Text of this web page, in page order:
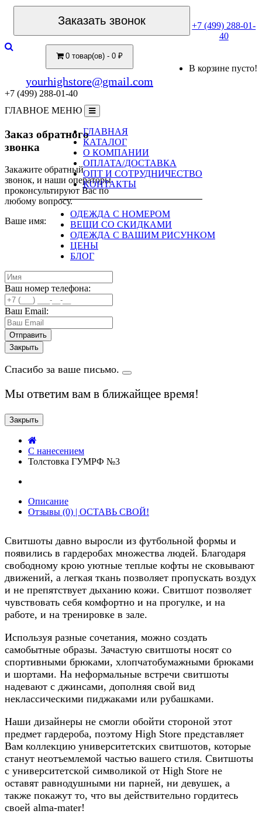
Заказать звонок
+7 (499) 288-01-
40
0 товар(ов) - 0 ₽
В корзине пусто!
yourhighstore@gmail.com
+7 (499) 288-01-40
ГЛАВНОЕ МЕНЮ
ГЛАВНАЯ
КАТАЛОГ
О КОМПАНИИ
ОПЛАТА/ДОСТАВКА
ОПТ И СОТРУДНИЧЕСТВО
КОНТАКТЫ
ОДЕЖДА С НОМЕРОМ
ВЕЩИ СО СКИДКАМИ
ОДЕЖДА С ВАШИМ РИСУНКОМ
ЦЕНЫ
БЛОГ
Заказ обратного
звонка
Закажите обратный
звонок, и наши операторы
проконсультируют Вас по
любому вопросу.
Ваше имя:
Ваш номер телефона:
Ваш Email:
Закрыть
Спасибо за ваше письмо.
Мы ответим вам в ближайщее время!
Закрыть
C нанесением
Толстовка ГУМРФ №3
Описание
Отзывы (0) | ОСТАВЬ СВОЙ!
Свитшоты давно выросли из футбольной формы и
появились в гардеробах множества людей. Благодаря
свободному крою уютные теплые кофты не сковывают
движений, а легкая ткань позволяет пропускать воздух
и не препятствует дыханию кожи. Свитшот позволяет
чувствовать себя комфортно и на прогулке, и на
работе, и на тренировке в зале.
Используя разные сочетания, можно создать
самобытные образы. Зачастую свитшоты носят со
спортивными брюками, хлопчатобумажными брюками
и шортами. На неформальные встречи свитшоты
надевают с джинсами, дополняя свой вид
неклассическими пиджаками или рубашками.
Наши дизайнеры не смогли обойти стороной этот
предмет гардероба, поэтому High Store представляет
Вам коллекцию университетских свитшотов, которые
станут неотъемлемой частью вашего стиля. Свитшоты
с университетской символикой от High Store не
оставят равнодушными ни парней, ни девушек, а
также покажут то, что вы действительно гордитесь
своей alma-mater!